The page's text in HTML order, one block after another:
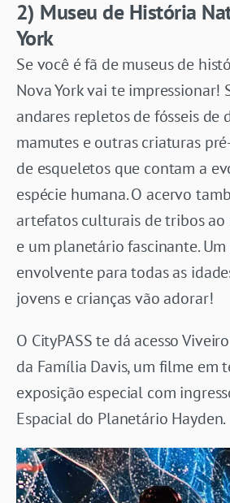
2) Museu de História
York
Se você é fã de museus de
Nova York vai te impressionar!
andares repletos de fósseis de
mamutes e outras criaturas
de esqueletos que contam a
espécie humana. O acervo
artefatos culturais de tribos
e um planetário fascinante. Um
envolvente para todas as
jovens e crianças vão adorar!
O CityPASS te dá acesso
da Família Davis, um filme em
exposição especial com
Espacial do Planetário Hayden.